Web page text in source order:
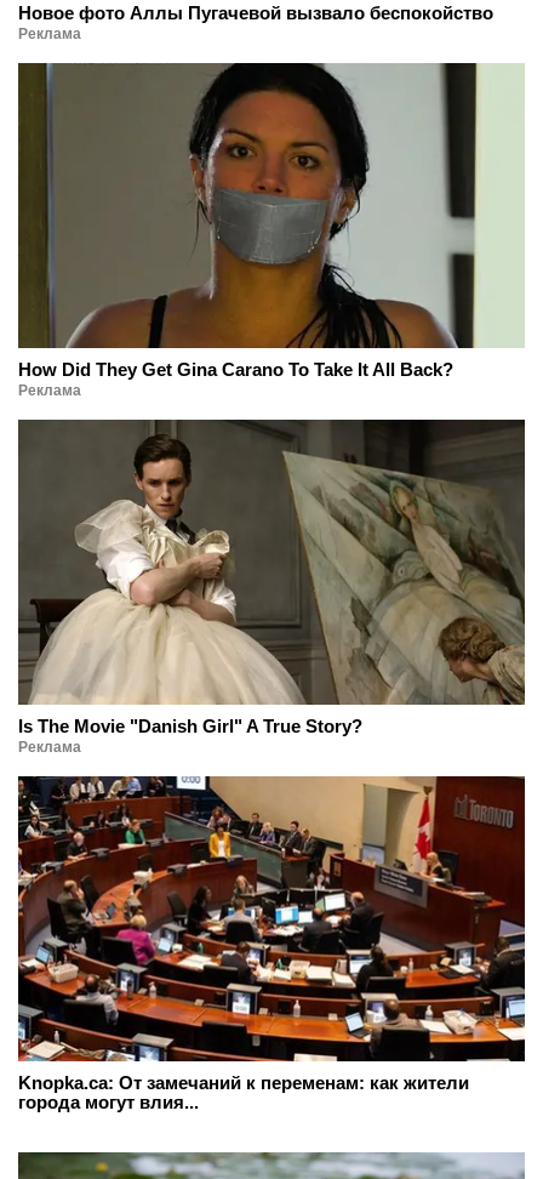
Новое фото Аллы Пугачевой вызвало беспокойство
Реклама
How Did They Get Gina Carano To Take It All Back?
Реклама
Is The Movie "Danish Girl" A True Story?
Реклама
Knopka.ca: От замечаний к переменам: как жители
города могут влия...